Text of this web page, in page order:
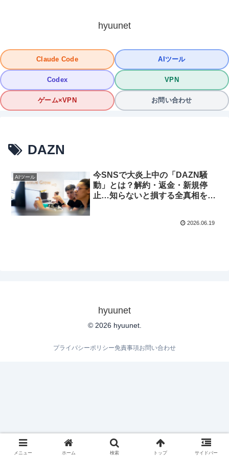
hyuunet
Claude Code AIツール
Codex VPN
ゲーム×VPN お問い合わせ
DAZN
AIツール
今SNSで大炎上中の「DAZN騒
動」とは？解約・返金・新規停
止…知らないと損する全真相を徹
2026.06.19
hyuunet
© 2026 hyuunet.
プライバシーポリシー免責事項お問い合わせ
メニュー ホーム 検索 トップ サイドバー